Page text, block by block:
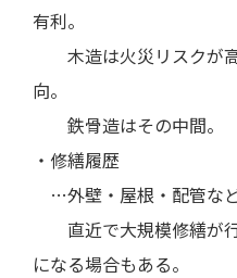
有利。
木造は火災リスクが
向。
鉄骨造はその中間。
・修繕履歴
…外壁・屋根・配管な
直近で大規模修繕が
になる場合もある。